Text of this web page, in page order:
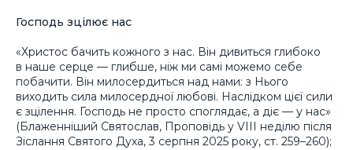
Господь зцілює нас
«Христос бачить кожного з нас. Він дивиться глибоко
в наше серце — глибше, ніж ми самі можемо себе
побачити. Він милосердиться над нами: з Нього
виходить сила милосердної любові. Наслідком цієї сили
є зцілення. Господь не просто споглядає, а діє — у нас»
(Блаженніший Святослав, Проповідь у VIII неділю після
Зіслання Святого Духа, 3 серпня 2025 року, ст. 259–260);